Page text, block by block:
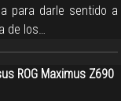
para darle sentido a
los…
ROG Maximus Z690